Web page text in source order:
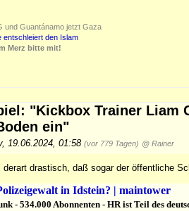
und Guantánamo jetzt Gaza
entschleiert den Islam
Merz bitte mit!
"Kickbox Trainer Liam
ein"
19.06.2024, 01:58 (vor 779 Tagen) @ Rainer
derart drastisch, daß sogar der öffentliche
in Idstein? | maintower
- 534.000 Abonnenten - HR ist Teil des